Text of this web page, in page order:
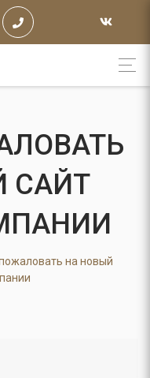
САЙТ
на новый